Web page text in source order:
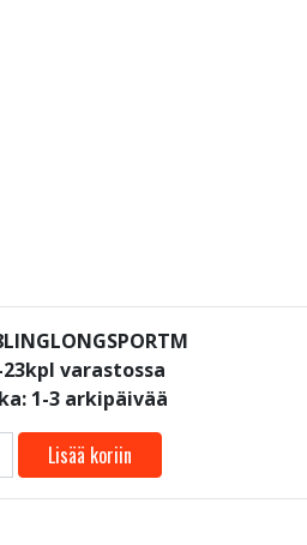
23kpl varastossa
1-3 arkipäivää
Lisää koriin